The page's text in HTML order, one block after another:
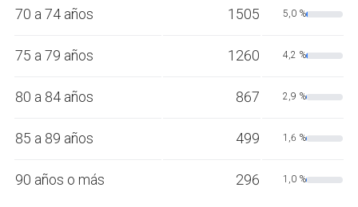
70 a 74 años 1505 5,0 %
75 a 79 años 1260 4,2 %
80 a 84 años 867 2,9 %
85 a 89 años 499 1,6 %
90 años o más 296 1,0 %